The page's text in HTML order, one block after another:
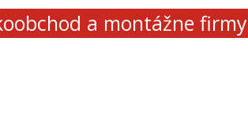
a montážne firmy